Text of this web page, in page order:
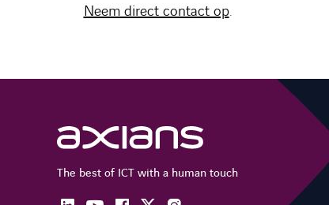
Neem direct contact op.
The best of ICT with a human touch